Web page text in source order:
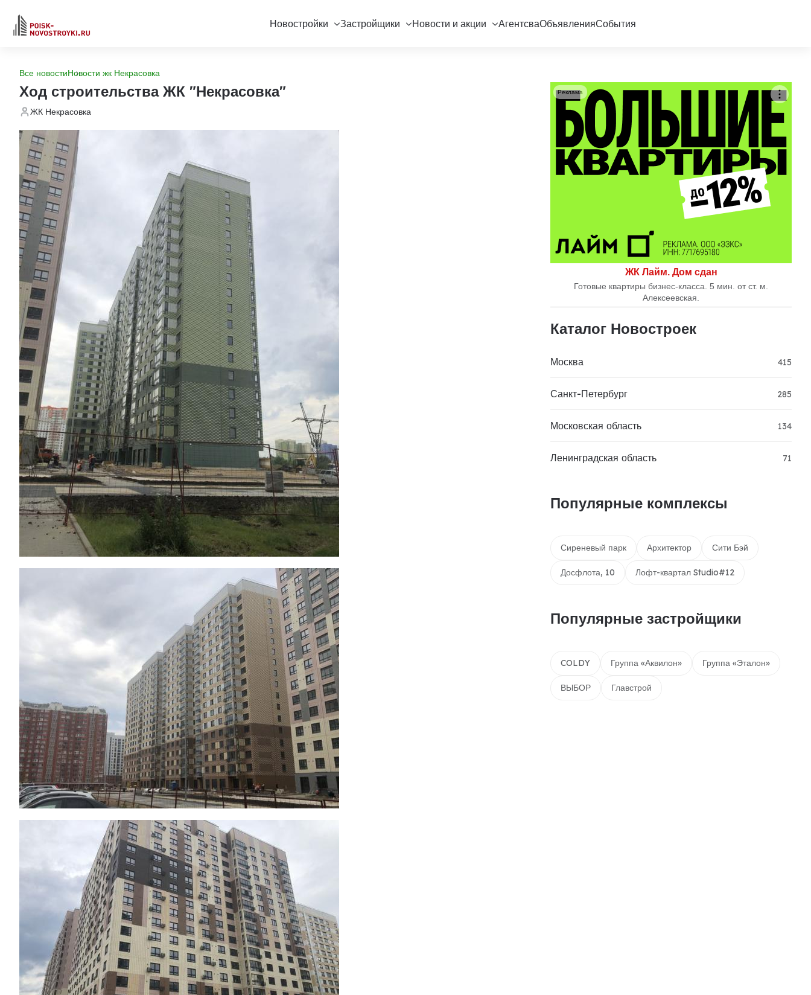
Новостройки Застройщики Новости и акции АгентсваОбъявленияСобытия
Все новостиНовости жк Некрасовка
Ход строительства ЖК "Некрасовка"
ЖК Некрасовка
ЖК Лайм. Дом сдан
Готовые квартиры бизнес-класса. 5 мин. от ст. м.
Алексеевская.
Реклама
Каталог Новостроек
Москва 415
Санкт-Петербург 285
Московская область 134
Ленинградская область 71
Популярные комплексы
Сиреневый парк Архитектор Сити Бэй
Досфлота, 10 Лофт-квартал Studio#12
Популярные застройщики
COLDY Группа «Аквилон» Группа «Эталон»
ВЫБОР Главстрой